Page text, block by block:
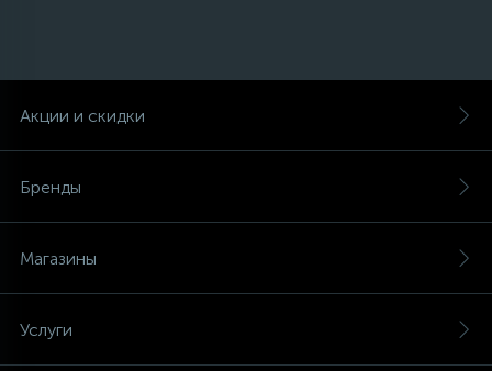
Акции и скидки
Бренды
Магазины
Услуги